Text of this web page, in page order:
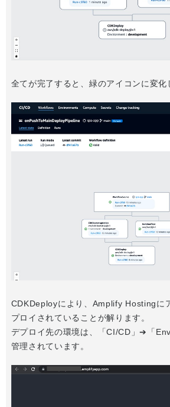
全てが完了すると、緑のアイコンに変化
CDKDeployにより、Amplify Hostingに
プロイされていることが解ります。
デプロイ先の環境は、「CI/CD」➔「
管理されています。